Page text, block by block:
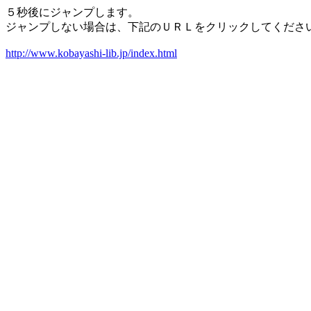
５秒後にジャンプします。
ジャンプしない場合は、下記のＵＲＬをクリックしてくださ
http://www.kobayashi-lib.jp/index.html